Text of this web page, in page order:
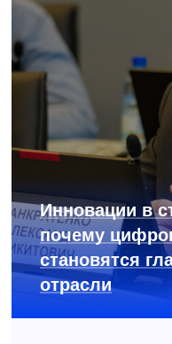
Инновации в
почему
становятся
отрасли